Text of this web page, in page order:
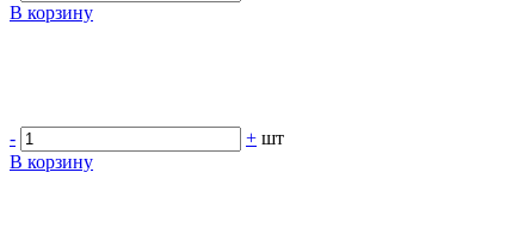
В корзину
-
+ шт
В корзину